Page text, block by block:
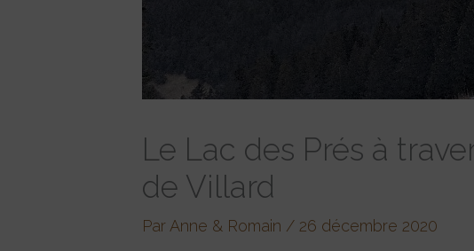
Le Lac des Prés à
de Villard
Par Anne & Romain / 26 décembre 2020